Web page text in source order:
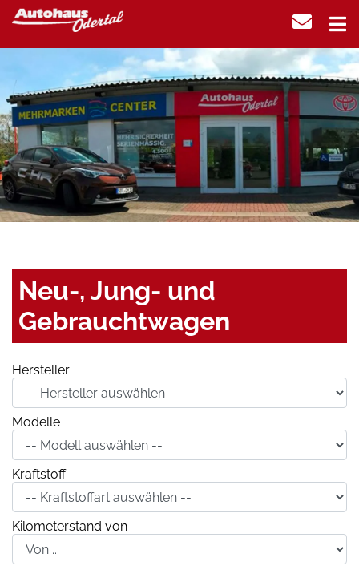
Neu-, Jung- und
Gebrauchtwagen
Hersteller
Modelle
Kraftstoff
Kilometerstand von